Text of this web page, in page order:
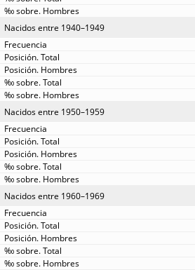
Nacidos entre 1940–1949
Nacidos entre 1950–1959
Nacidos entre 1960–1969